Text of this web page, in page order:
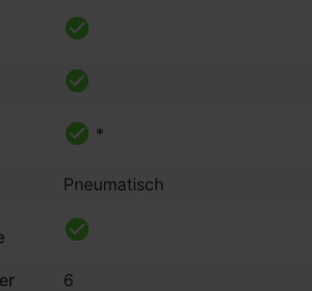
*
Pneumatisch
6